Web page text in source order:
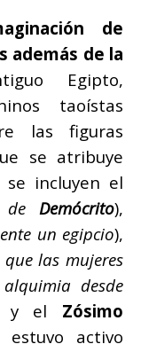
de
además de la
Egipto,
taoístas
las figuras
se atribuye
incluyen el
deDemócrito),
un egipcio),
las mujeres
desde
y el Zósimo
estuvo activo